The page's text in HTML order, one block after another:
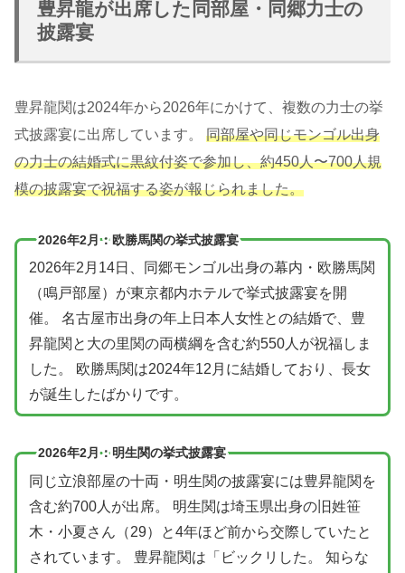
豊昇龍が出席した同部屋・同郷力士の
披露宴
豊昇龍関は2024年から2026年にかけて、複数の力士の挙
式披露宴に出席しています。 同部屋や同じモンゴル出身
の力士の結婚式に黒紋付姿で参加し、約450人〜700人規
模の披露宴で祝福する姿が報じられました。
2026年2月：欧勝馬関の挙式披露宴
2026年2月14日、同郷モンゴル出身の幕内・欧勝馬関
（鳴戸部屋）が東京都内ホテルで挙式披露宴を開
催。 名古屋市出身の年上日本人女性との結婚で、豊
昇龍関と大の里関の両横綱を含む約550人が祝福しま
した。 欧勝馬関は2024年12月に結婚しており、長女
が誕生したばかりです。
2026年2月：明生関の挙式披露宴
同じ立浪部屋の十両・明生関の披露宴には豊昇龍関を
含む約700人が出席。 明生関は埼玉県出身の旧姓笹
木・小夏さん（29）と4年ほど前から交際していたと
されています。 豊昇龍関は「ビックリした。 知らな